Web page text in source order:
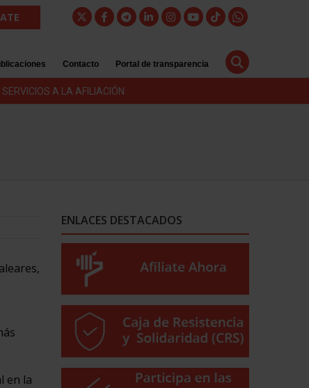
Contacto Portal de transparencia
SERVICIOS A LA AFILIACIÓN
en la
ENLACES DESTACADOS